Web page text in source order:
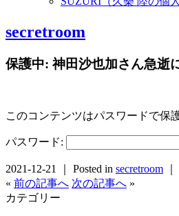
secretroom
保護中: 神田沙也加さん急逝
このコンテンツはパスワードで保
パスワード:
2021-12-21 ｜ Posted in secretroom
« 前の記事へ 次の記事へ »
カテゴリー